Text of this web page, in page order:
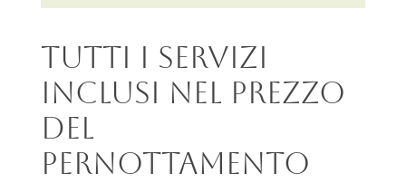
Tutti i servizi
inclusi nel prezzo
del
pernottamento